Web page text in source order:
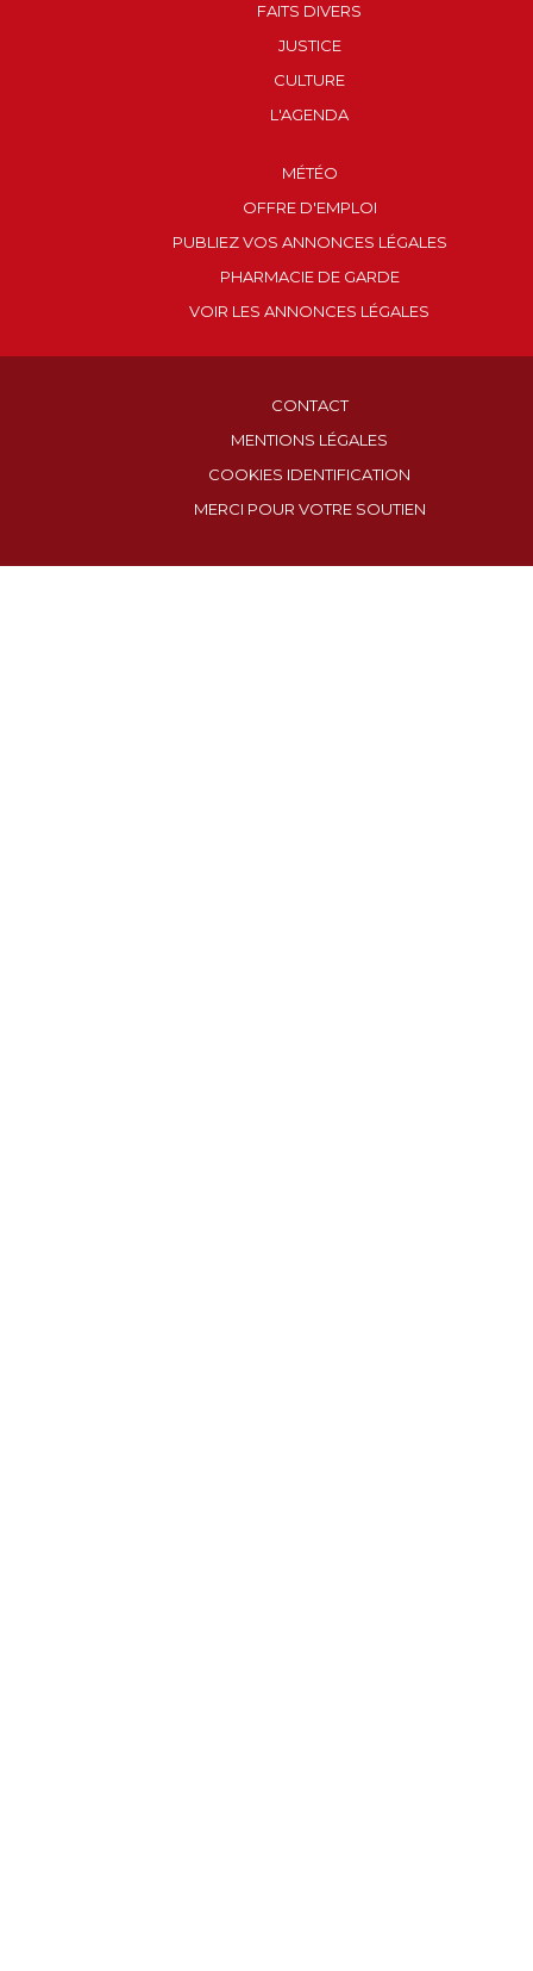
FAITS DIVERS
JUSTICE
CULTURE
L'AGENDA
MÉTÉO
OFFRE D'EMPLOI
PUBLIEZ VOS ANNONCES LÉGALES
PHARMACIE DE GARDE
VOIR LES ANNONCES LÉGALES
CONTACT
MENTIONS LÉGALES
COOKIES IDENTIFICATION
MERCI POUR VOTRE SOUTIEN